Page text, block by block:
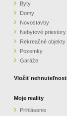
GARÁŽE
O NÁS
CENNÍK REALITNEJ INZERCIE
ZVÝRAZNENIE REALITNÝCH
PARTNERI
Byty
Domy
Novostavby
Nebytové priestory
Rekreačné objekty
Pozemky
Garáže
Vložiť
Moje reality
Prihlásenie